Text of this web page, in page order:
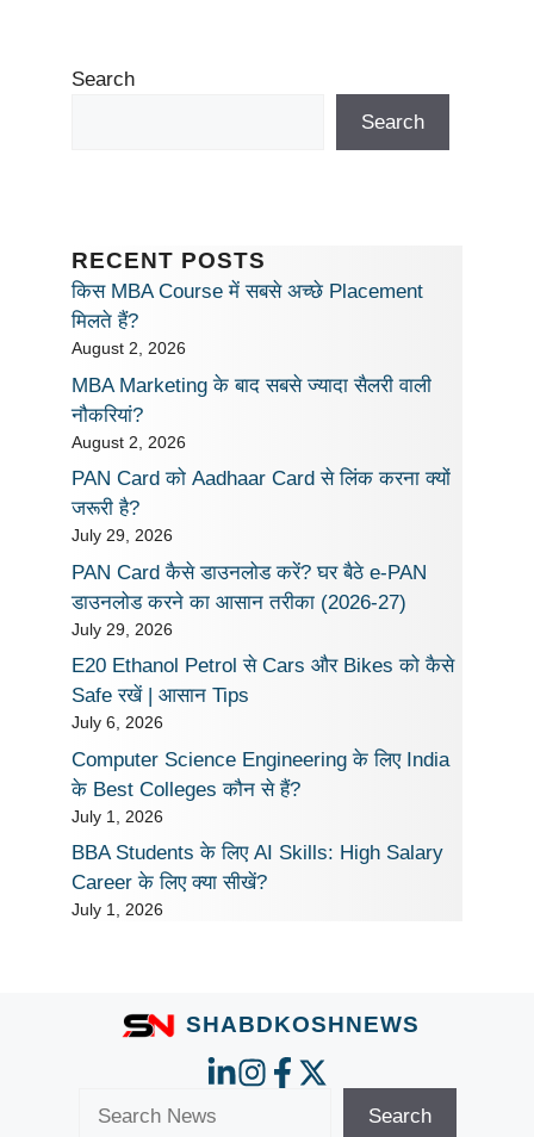
Search
Search
RECENT POSTS
किस MBA Course में सबसे अच्छे Placement
मिलते हैं?
August 2, 2026
MBA Marketing के बाद सबसे ज्यादा सैलरी वाली
नौकरियां?
August 2, 2026
PAN Card को Aadhaar Card से लिंक करना क्यों
जरूरी है?
July 29, 2026
PAN Card कैसे डाउनलोड करें? घर बैठे e-PAN
डाउनलोड करने का आसान तरीका (2026-27)
July 29, 2026
E20 Ethanol Petrol से Cars और Bikes को कैसे
Safe रखें | आसान Tips
July 6, 2026
Computer Science Engineering के लिए India
के Best Colleges कौन से हैं?
July 1, 2026
BBA Students के लिए AI Skills: High Salary
Career के लिए क्या सीखें?
July 1, 2026
SHABDKOSHNEWS
Search